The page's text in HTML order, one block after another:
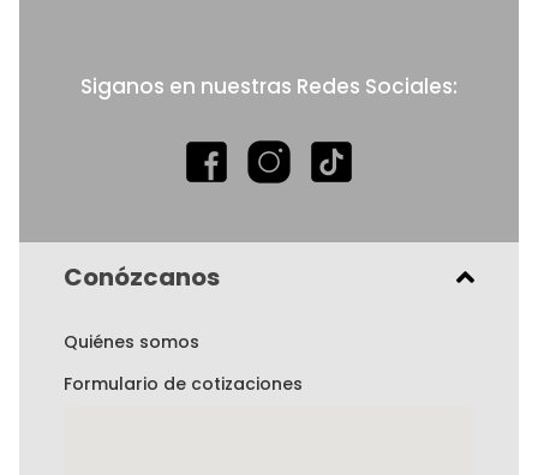
Siganos en nuestras Redes Sociales:
Conózcanos
Quiénes somos
Formulario de cotizaciones